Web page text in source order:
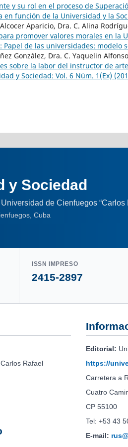
y su rol en el proceso de
en función de la Universidad y la
Aparicio, Dra. C. Alina
promover valores morales en la
Papel de las universidades: modelo
González, Dra. C. Yaquelin
sobre la labor del instructor de
y Sociedad: Vol. 6 Núm. 1(Ex)
y Sociedad
de Cienfuegos “Carlos
Cuba
ISSN IMPRESO
2415-2897
Rafael
Editorial:
https://
Carretera a
Cuatro
CP 55100
Tel: +53 43
E-mail: